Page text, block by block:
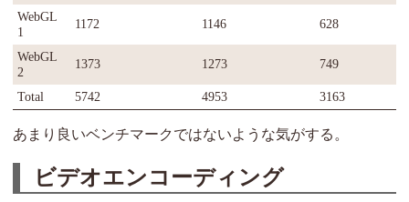
WebGL
1
1172 1146 628
WebGL
2
1373 1273 749
Total 5742 4953 3163
あまり良いベンチマークではないような気がする。
ビデオエンコーディング